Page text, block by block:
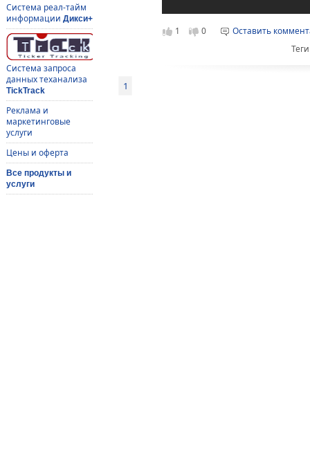
Система реал-тайм
информации Дикси+
Система запроса
данных теханализа
TickTrack
Реклама и
маркетинговые
услуги
Цены и оферта
Все продукты и
услуги
1 0
Оставить
1